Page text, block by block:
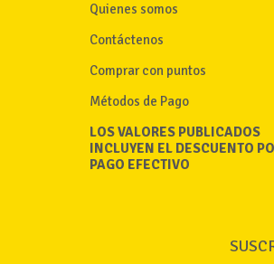
Quienes somos
Contáctenos
Comprar con puntos
Métodos de Pago
LOS VALORES PUBLICADOS
INCLUYEN EL DESCUENTO
PAGO EFECTIVO